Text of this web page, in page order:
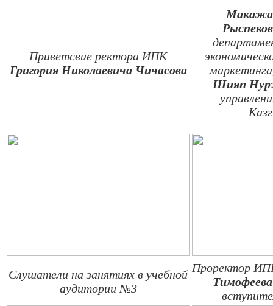
Приветсвие ректора ИПК
Григория Николаевича Чичасова
Шияп
Слушатели на занятиях в учебной
аудитории №3
Проректор
Тимофеева